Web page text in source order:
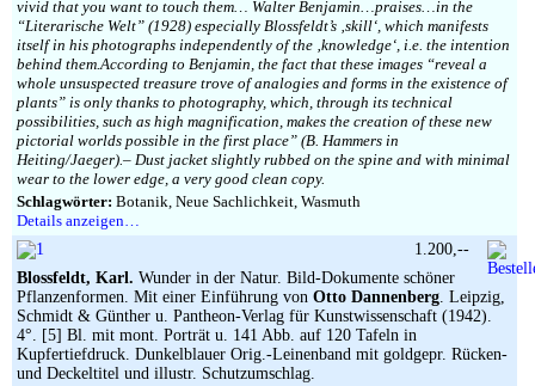
vivid that you want to touch them… Walter Benjamin…praises…in the
“Literarische Welt” (1928) especially Blossfeldt’s ‚skill‘, which manifests
itself in his photographs independently of the ‚knowledge‘, i.e. the intention
behind them.According to Benjamin, the fact that these images “reveal a
whole unsuspected treasure trove of analogies and forms in the existence of
plants” is only thanks to photography, which, through its technical
possibilities, such as high magnification, makes the creation of these new
pictorial worlds possible in the first place” (B. Hammers in
Heiting/Jaeger).– Dust jacket slightly rubbed on the spine and with minimal
wear to the lower edge, a very good clean copy.
Schlagwörter: Botanik, Neue Sachlichkeit, Wasmuth
Details anzeigen…
Blossfeldt, Karl. Wunder in der Natur. Bild-Dokumente schöner
Pflanzenformen. Mit einer Einführung von Otto Dannenberg. Leipzig,
Schmidt & Günther u. Pantheon-Verlag für Kunstwissenschaft (1942).
4°. [5] Bl. mit mont. Porträt u. 141 Abb. auf 120 Tafeln in
Kupfertiefdruck. Dunkelblauer Orig.-Leinenband mit goldgepr. Rücken-
und Deckeltitel und illustr. Schutzumschlag.
1.200,--